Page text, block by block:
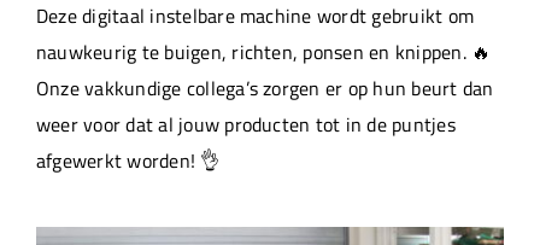
Werken bij
Deze digitaal instelbare machine wordt gebruikt om
nauwkeurig te buigen, richten, ponsen en knippen. 🔥
Onze vakkundige collega’s zorgen er op hun beurt dan
weer voor dat al jouw producten tot in de puntjes
afgewerkt worden! 👌